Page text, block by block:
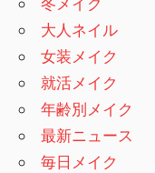
大人ネイル
女装メイク
就活メイク
年齢別メイク
最新ニュース
毎日メイク